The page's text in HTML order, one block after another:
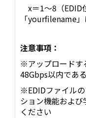
x＝1～8（EDID
「yourfilename
注意事項：
※アップロードす
48Gbps以内であ
※EDIDファイル
ション機能およ
ください